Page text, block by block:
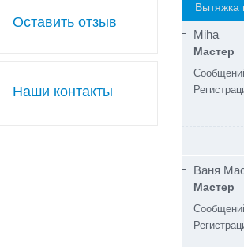
Вытяжка
Miha
Мастер
Ваня
Мастер
Оставить отзыв
Наши контакты